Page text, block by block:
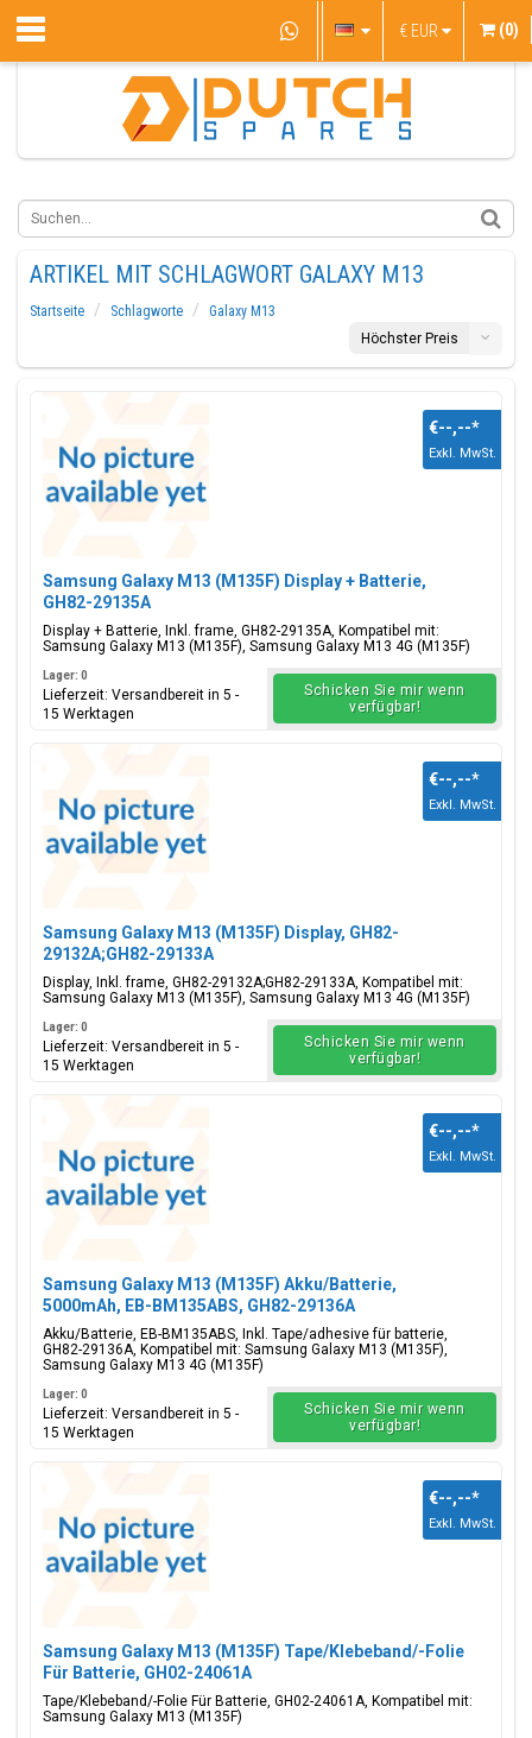
€ EUR (0)
ARTIKEL MIT SCHLAGWORT GALAXY M13
Startseite Schlagworte
Galaxy M13
Höchster Preis
Samsung Galaxy M13 (M135F) Display + Batterie,
GH82-29135A
Display + Batterie, Inkl. frame, GH82-29135A, Kompatibel mit:
Samsung Galaxy M13 (M135F), Samsung Galaxy M13 4G (M135F)
€--,--*
Exkl. MwSt.
Lager: 0
Lieferzeit: Versandbereit in 5 -
15 Werktagen
Schicken Sie mir wenn
verfügbar!
Samsung Galaxy M13 (M135F) Display, GH82-
29132A;GH82-29133A
Display, Inkl. frame, GH82-29132A;GH82-29133A, Kompatibel mit:
Samsung Galaxy M13 (M135F), Samsung Galaxy M13 4G (M135F)
€--,--*
Exkl. MwSt.
Lager: 0
Lieferzeit: Versandbereit in 5 -
15 Werktagen
Schicken Sie mir wenn
verfügbar!
Samsung Galaxy M13 (M135F) Akku/Batterie,
5000mAh, EB-BM135ABS, GH82-29136A
Akku/Batterie, EB-BM135ABS, Inkl. Tape/adhesive für batterie,
GH82-29136A, Kompatibel mit: Samsung Galaxy M13 (M135F),
Samsung Galaxy M13 4G (M135F)
€--,--*
Exkl. MwSt.
Lager: 0
Lieferzeit: Versandbereit in 5 -
15 Werktagen
Schicken Sie mir wenn
verfügbar!
Samsung Galaxy M13 (M135F) Tape/Klebeband/-Folie
Für Batterie, GH02-24061A
Tape/Klebeband/-Folie Für Batterie, GH02-24061A, Kompatibel mit:
Samsung Galaxy M13 (M135F)
€--,--*
Exkl. MwSt.